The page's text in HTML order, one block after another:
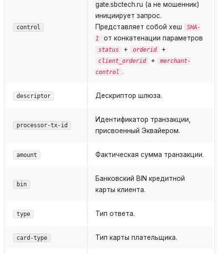
control
gate.sbctech.ru (а не мошенник)
инициирует запрос.
Представляет собой хеш
SHA-
1
от конкатенации параметров
status + orderid +
client_orderid +
merchant-
control .
descriptor Дескриптор шлюза.
processor-tx-id
Идентификатор транзакции,
присвоенный Эквайером.
amount Фактическая сумма транзакции.
bin
Банковский BIN кредитной
карты клиента.
type Тип ответа.
card-type Тип карты плательщика.